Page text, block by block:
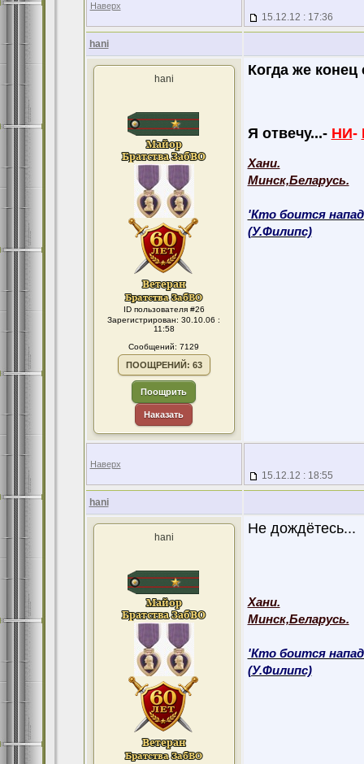
Наверх
15.12.12 : 17:36
hani
hani
ID пользователя #26
Зарегистрирован: 30.10.06 :
11:58
Сообщений: 7129
ПООЩРЕНИЙ: 63
Поощрить
Наказать
Когда же конец
Я отвечу...- НИ-
Хани.
Минск,Беларусь.
'Кто боится
(У.Филипс)
Наверх
15.12.12 : 18:55
hani
hani
Не дождётесь...
Хани.
Минск,Беларусь.
'Кто боится
(У.Филипс)